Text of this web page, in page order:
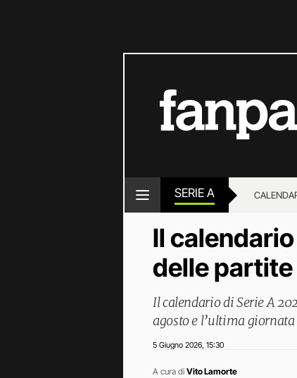
SERIE A
Il
delle
Il calendario di Serie A
agosto e l’ultima
5 Giugno 2026 15:30
A cura di Vito Lamorte